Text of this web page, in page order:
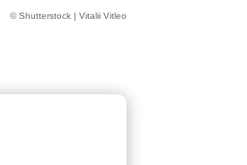
© Shutterstock | Vitalii Vitleo